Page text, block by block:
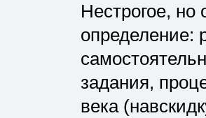
Нестрогое, но
определение:
задания,
века